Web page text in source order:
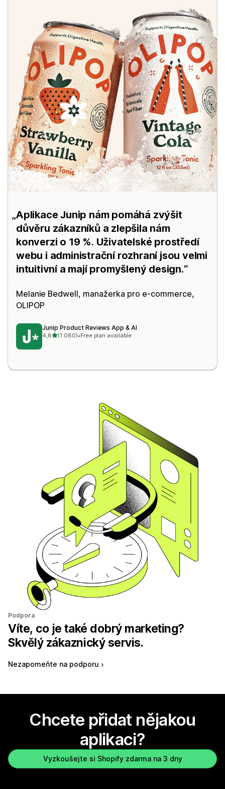
Aplikace Junip nám pomáhá zvýšit
důvěru zákazníků a zlepšila nám
konverzi o 19 %. Uživatelské prostředí
webu i administrační rozhraní jsou velmi
intuitivní a mají promyšlený design.
Melanie Bedwell, manažerka pro e-commerce,
OLIPOP
Junip Product Reviews App & AI
4,8z 5 hvězd
(1 080)
Celkový počet recenzí: 1080
•Free plan available
Podpora
Víte, co je také dobrý marketing?
Skvělý zákaznický servis.
Nezapomeňte na podporu
Chcete přidat nějakou
aplikaci?
Vyzkoušejte si Shopify zdarma na 3 dny